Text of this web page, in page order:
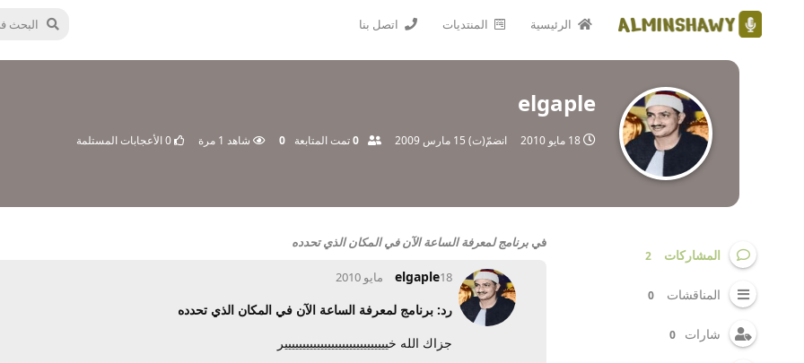
الرئيسية المنتديات اتصل بنا
elgaple
18 مايو 2010 انضمّ(ت) 15 مارس 2009 0تمت المتابعة 0 شاهد 1 مرة 0الأعجابات المستلمة
المشاركات 2
المناقشات 0
شارات 0
في برنامج لمعرفة الساعة الآن في المكان الذي تحدده
elgaple18 مايو 2010
رد: برنامج لمعرفة الساعة الآن في المكان الذي تحدده
جزاك الله خييييييييييييييييييييييييييييير